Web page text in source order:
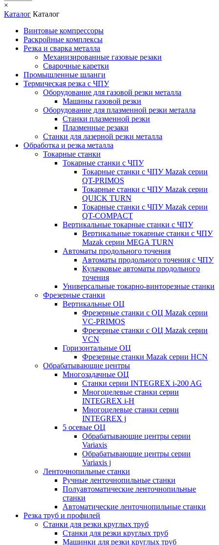
×
Каталог Каталог
Винтовые компрессоры
Раскройные комплексы
Резка и сварка металла
Механизированные газовые резаки
Сварочные каретки
Промышленные шланги
Термическая резка с ЧПУ
Оборудование для газовой резки металла
Машины газовой резки
Оборудование для плазменной резки металла
Станки плазменной резки
Плазменные резаки
Станки для лазерной резки металла
Обработка и резка металла
Токарные станки
Токарные станки с ЧПУ
Токарные станки с ЧПУ Mazak серии
QT-PRIMOS
Токарные станки с ЧПУ Mazak серии
QUICK TURN
Токарные станки с ЧПУ Mazak серии
QT-COMPACT
Вертикальные токарные станки с ЧПУ
Вертикальные токарные станки с ЧПУ
Mazak серии MEGA TURN
Автоматы продольного точения
Автоматы продольного точения с ЧПУ
Кулачковые автоматы продольного
точения
Универсальные токарно-винторезные станки
Фрезерные станки
Вертикальные ОЦ
Фрезерные станки с ОЦ Mazak серии
VC-PRIMOS
Фрезерные станки с ОЦ Mazak серии
VCN
Горизонтальные ОЦ
Фрезерные станки Mazak серии HCN
Обрабатывающие центры
Многозадачные ОЦ
Cтанки серии INTEGREX i-200 AG
Многоцелевые станки серии
INTEGREX i-H
Многоцелевые станки серии
INTEGREX j
5 осевые ОЦ
Обрабатывающие центры серии
Variaxis
Обрабатывающие центры серии
Variaxis j
Ленточнопильные станки
Ручные ленточнопильные станки
Полуавтоматические ленточнопильные
станки
Автоматические ленточнопильные станки
Резка труб и профилей
Станки для резки круглых труб
Станки для резки круглых труб
Машинки для резки круглых труб